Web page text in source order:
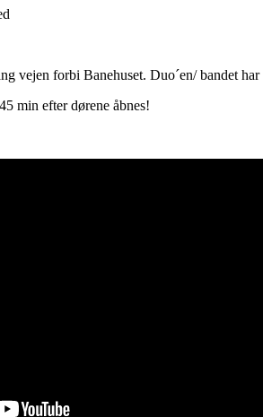
vejen forbi Banehuset. Duo´en/ bandet
min efter dørene åbnes!